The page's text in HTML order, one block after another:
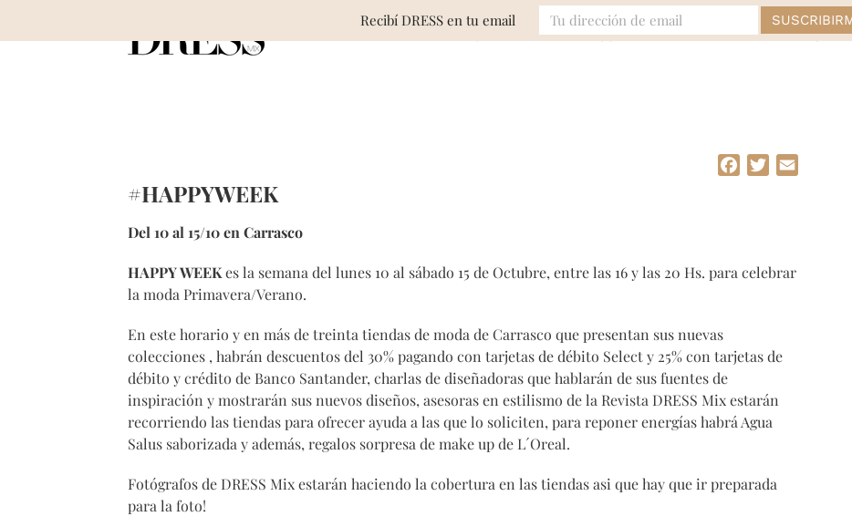
content
EVENTOS BELLEZA LIFESTYLE
Facebook
Twitter
#HAPPYWEEK
Del 10 al 15/10 en Carrasco
HAPPY WEEKes la semana del lunes 10 al sábado 15 de Octubre, entre las 16 y las 20 Hs. para celebrar
la moda Primavera/Verano.
En este horario y en más de treinta tiendas de moda de Carrasco que presentan sus nuevas
colecciones , habrán descuentos del 30% pagando con tarjetas de débito Select y 25% con tarjetas de
débito y crédito de Banco Santander, charlas de diseñadoras que hablarán de sus fuentes de
inspiración y mostrarán sus nuevos diseños, asesoras en estilismo de la Revista DRESS Mix estarán
recorriendo las tiendas para ofrecer ayuda a las que lo soliciten, para reponer energías habrá Agua
Salus saborizada y además, regalos sorpresa de make up de L´Oreal.
Fotógrafos de DRESS Mix estarán haciendo la cobertura en las tiendas asi que hay que ir preparada
para la foto!
Recibí DRESS en tu email